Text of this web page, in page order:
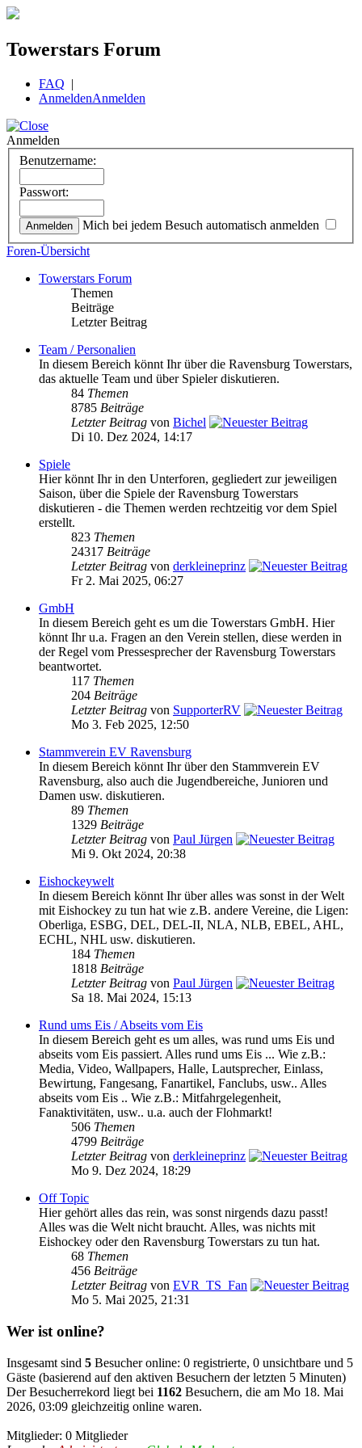
Towerstars Forum
FAQ |
AnmeldenAnmelden
Anmelden
Benutzername:
Passwort:
Mich bei jedem Besuch automatisch anmelden
Foren-Übersicht
Towerstars Forum
Themen
Beiträge
Letzter Beitrag
Team / Personalien
In diesem Bereich könnt Ihr über die Ravensburg Towerstars,
das aktuelle Team und über Spieler diskutieren.
84 Themen
8785 Beiträge
Letzter Beitrag von Bichel
Di 10. Dez 2024, 14:17
Spiele
Hier könnt Ihr in den Unterforen, gegliedert zur jeweiligen
Saison, über die Spiele der Ravensburg Towerstars
diskutieren - die Themen werden rechtzeitig vor dem Spiel
erstellt.
823 Themen
24317 Beiträge
Letzter Beitrag von derkleineprinz
Fr 2. Mai 2025, 06:27
GmbH
In diesem Bereich geht es um die Towerstars GmbH. Hier
könnt Ihr u.a. Fragen an den Verein stellen, diese werden in
der Regel vom Pressesprecher der Ravensburg Towerstars
beantwortet.
117 Themen
204 Beiträge
Letzter Beitrag von SupporterRV
Mo 3. Feb 2025, 12:50
Stammverein EV Ravensburg
In diesem Bereich könnt Ihr über den Stammverein EV
Ravensburg, also auch die Jugendbereiche, Junioren und
Damen usw. diskutieren.
89 Themen
1329 Beiträge
Letzter Beitrag von Paul Jürgen
Mi 9. Okt 2024, 20:38
Eishockeywelt
In diesem Bereich könnt Ihr über alles was sonst in der Welt
mit Eishockey zu tun hat wie z.B. andere Vereine, die Ligen:
Oberliga, ESBG, DEL, DEL-II, NLA, NLB, EBEL, AHL,
ECHL, NHL usw. diskutieren.
184 Themen
1818 Beiträge
Letzter Beitrag von Paul Jürgen
Sa 18. Mai 2024, 15:13
Rund ums Eis / Abseits vom Eis
In diesem Bereich geht es um alles, was rund ums Eis und
abseits vom Eis passiert. Alles rund ums Eis ... Wie z.B.:
Media, Video, Wallpapers, Halle, Lautsprecher, Einlass,
Bewirtung, Fangesang, Fanartikel, Fanclubs, usw.. Alles
abseits vom Eis .. Wie z.B.: Mitfahrgelegenheit,
Fanaktivitäten, usw.. u.a. auch der Flohmarkt!
506 Themen
4799 Beiträge
Letzter Beitrag von derkleineprinz
Mo 9. Dez 2024, 18:29
Off Topic
Hier gehört alles das rein, was sonst nirgends dazu passt!
Alles was die Welt nicht braucht. Alles, was nichts mit
Eishockey oder den Ravensburg Towerstars zu tun hat.
68 Themen
456 Beiträge
Letzter Beitrag von EVR_TS_Fan
Mo 5. Mai 2025, 21:31
Wer ist online?
Insgesamt sind 5 Besucher online: 0 registrierte, 0 unsichtbare und 5
Gäste (basierend auf den aktiven Besuchern der letzten 5 Minuten)
Der Besucherrekord liegt bei 1162 Besuchern, die am Mo 18. Mai
2026, 03:09 gleichzeitig online waren.
Mitglieder: 0 Mitglieder